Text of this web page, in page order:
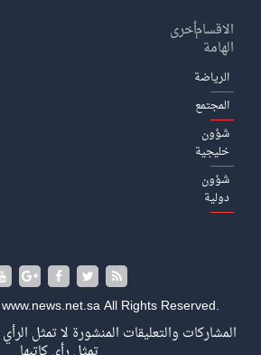
الاقسام
الهامة
الرياضة
المجتمع
شؤون
خليجية
شؤون
دولية
أخرى
All Rights Reserved.
المشاركات والتعليقات المنشورة لا تمثل